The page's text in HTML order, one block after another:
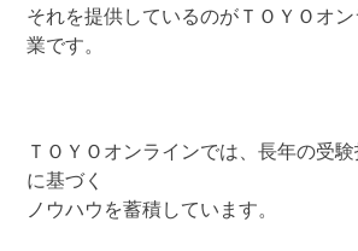
それを提供しているのがＴＯＹＯオ
業です。
ＴＯＹＯオンラインでは、長年の受
に基づく
ノウハウを蓄積しています。